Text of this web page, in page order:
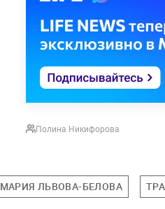
Полина Никифорова
МАРИЯ ЛЬВОВА-БЕЛОВА